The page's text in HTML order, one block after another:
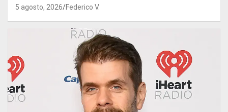
5 agosto, 2026 Federico V.